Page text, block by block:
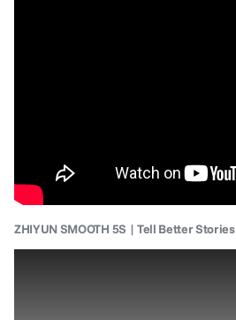
ZHIYUN SMOOTH 5S | Tell Better Stories